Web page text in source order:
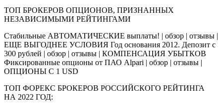
ТОП БРОКЕРОВ ОПЦИОНОВ, ПРИЗНАННЫХ
НЕЗАВИСИМЫМИ РЕЙТИНГАМИ
Стабильные АВТОМАТИЧЕСКИЕ выплаты! | обзор | отзывы |
ЕЩЕ ВЫГОДНЕЕ УСЛОВИЯ Год основания 2012. Депозит с
300 рублей | обзор | отзывы | КОМПЕНСАЦИЯ УБЫТКОВ
Фиксированные опционы от ПАО Alpari | обзор | отзывы |
ОПЦИОНЫ С 1 USD
ТОП ФОРЕКС БРОКЕРОВ РОССИЙСКОГО РЕЙТИНГА
НА 2022 ГОД: